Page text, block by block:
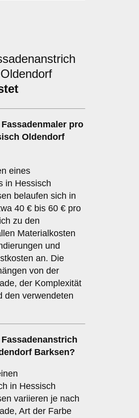
pro
Oldendorf
eines
in Hessisch
belaufen sich in
40 € bis 60 € pro
zu den
Materialkosten
und
an. Die
von der
der Komplexität
den verwendeten
Barksen?
in Hessisch
variieren je nach
Art der Farbe